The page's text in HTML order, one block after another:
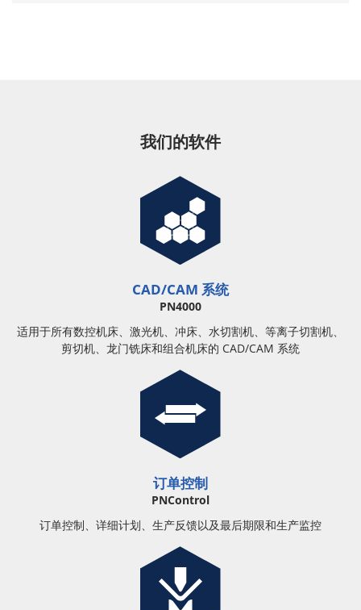
我们的软件
CAD/CAM 系统
PN4000
适用于所有数控机床、激光机、冲床、水切割机、等离子切割机、
剪切机、龙门铣床和组合机床的 CAD/CAM 系统
订单控制
PNControl
订单控制、详细计划、生产反馈以及最后期限和生产监控